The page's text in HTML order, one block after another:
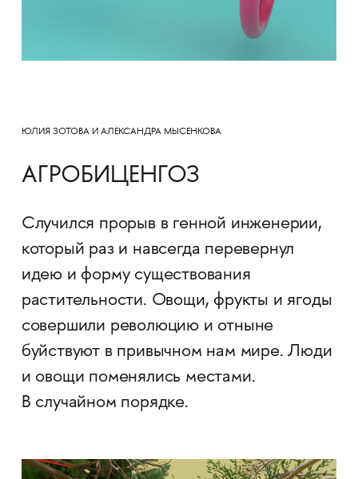
ЮЛИЯ ЗОТОВА И АЛЕКСАНДРА МЫСЕНКОВА
АГРОБИЦЕНГОЗ
Случился прорыв в генной инженерии,
который раз и навсегда перевернул
идею и форму существования
растительности. Овощи, фрукты и ягоды
совершили революцию и отныне
буйствуют в привычном нам мире. Люди
и овощи поменялись местами.
В случайном порядке.